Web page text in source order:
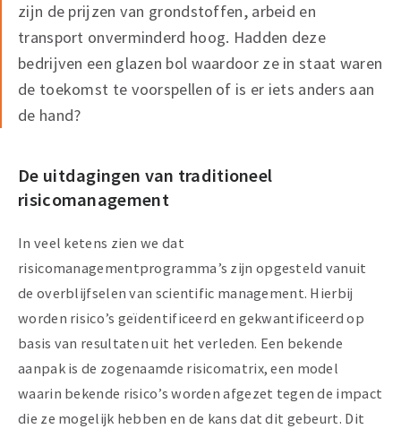
zijn de prijzen van grondstoffen, arbeid en
transport onverminderd hoog. Hadden deze
bedrijven een glazen bol waardoor ze in staat waren
de toekomst te voorspellen of is er iets anders aan
de hand?
De uitdagingen van traditioneel
risicomanagement
In veel ketens zien we dat
risicomanagementprogramma’s zijn opgesteld vanuit
de overblijfselen van scientific management. Hierbij
worden risico’s geïdentificeerd en gekwantificeerd op
basis van resultaten uit het verleden. Een bekende
aanpak is de zogenaamde risicomatrix, een model
waarin bekende risico’s worden afgezet tegen de impact
die ze mogelijk hebben en de kans dat dit gebeurt. Dit